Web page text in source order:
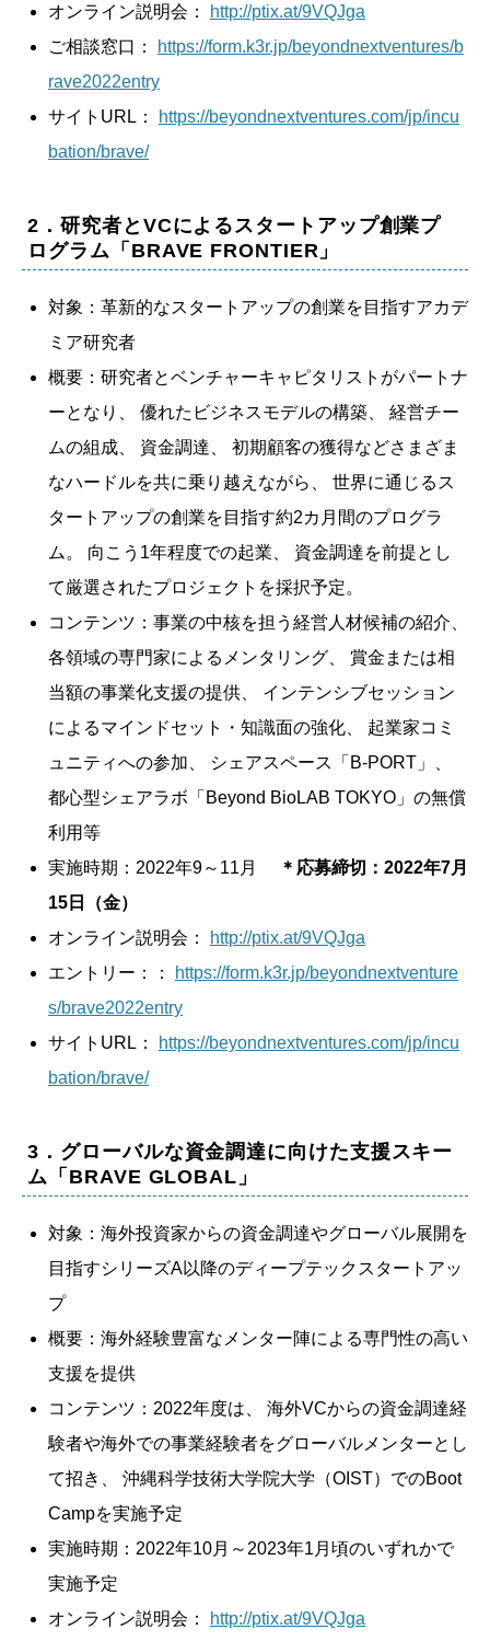
オンライン説明会：
http://ptix.at/9VQJga
ご相談窓口：
https://form.k3r.jp/beyondnextventures/b
rave2022entry
サイトURL：
https://beyondnextventures.com/jp/incu
bation/brave/
2．研究者とVCによるスタートアップ創業プ
ログラム「BRAVE FRONTIER」
対象：革新的なスタートアップの創業を目指すアカデ
ミア研究者
概要：研究者とベンチャーキャピタリストがパートナ
ーとなり、 優れたビジネスモデルの構築、 経営チー
ムの組成、 資金調達、 初期顧客の獲得などさまざま
なハードルを共に乗り越えながら、 世界に通じるス
タートアップの創業を目指す約2カ月間のプログラ
ム。 向こう1年程度での起業、 資金調達を前提とし
て厳選されたプロジェクトを採択予定。
コンテンツ：事業の中核を担う経営人材候補の紹介、
各領域の専門家によるメンタリング、 賞金または相
当額の事業化支援の提供、 インテンシブセッション
によるマインドセット・知識面の強化、 起業家コミ
ュニティへの参加、 シェアスペース「B-PORT」、
都心型シェアラボ「Beyond BioLAB TOKYO」の無償
利用等
実施時期：2022年9～11月
＊応募締切：2022年7月
15日（金）
オンライン説明会：
http://ptix.at/9VQJga
エントリー：：
https://form.k3r.jp/beyondnextventure
s/brave2022entry
サイトURL：
https://beyondnextventures.com/jp/incu
bation/brave/
3．グローバルな資金調達に向けた支援スキー
ム「BRAVE GLOBAL」
対象：海外投資家からの資金調達やグローバル展開を
目指すシリーズA以降のディープテックスタートアッ
プ
概要：海外経験豊富なメンター陣による専門性の高い
支援を提供
コンテンツ：2022年度は、 海外VCからの資金調達経
験者や海外での事業経験者をグローバルメンターとし
て招き、 沖縄科学技術大学院大学（OIST）でのBoot
Campを実施予定
実施時期：2022年10月～2023年1月頃のいずれかで
実施予定
オンライン説明会：
http://ptix.at/9VQJga